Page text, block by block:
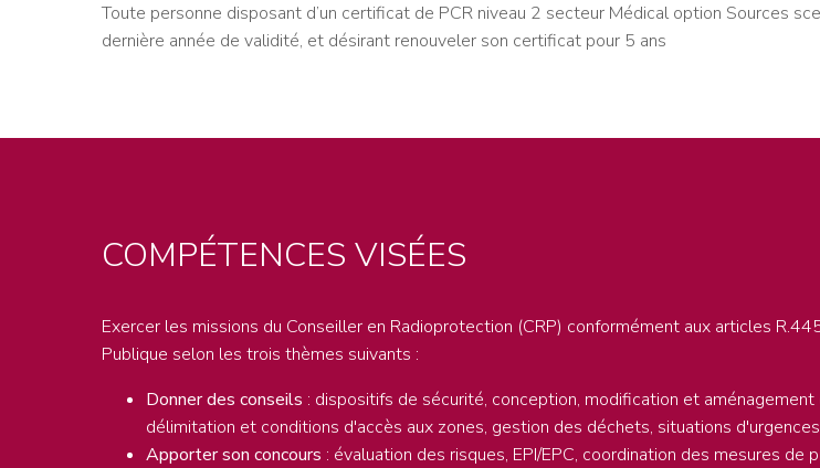
Toute personne disposant d’un certificat de PCR niveau 2 secteur Médical option Sources
dernière année de validité, et désirant renouveler son certificat pour 5 ans
COMPÉTENCES VISÉES
Exercer les missions du Conseiller en Radioprotection (CRP) conformément aux articles
Publique selon les trois thèmes suivants :
Donner des conseils : dispositifs de sécurité, conception, modification et
délimitation et conditions d'accès aux zones, gestion des déchets, situations
Apporter son concours : évaluation des risques, EPI/EPC, coordination des mesures